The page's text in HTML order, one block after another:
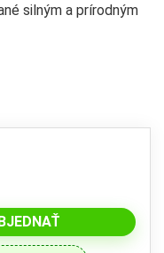
silným a prírodným